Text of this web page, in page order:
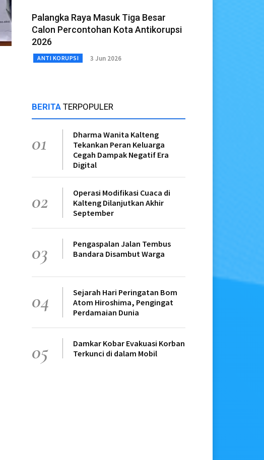
Palangka Raya Masuk Tiga Besar
Calon Percontohan Kota Antikorupsi
2026
ANTI KORUPSI 3 Jun 2026
BERITA TERPOPULER
01
Dharma Wanita Kalteng
Tekankan Peran Keluarga
Cegah Dampak Negatif Era
Digital
02
Operasi Modifikasi Cuaca di
Kalteng Dilanjutkan Akhir
September
03
Pengaspalan Jalan Tembus
Bandara Disambut Warga
04
Sejarah Hari Peringatan Bom
Atom Hiroshima, Pengingat
Perdamaian Dunia
05
Damkar Kobar Evakuasi Korban
Terkunci di dalam Mobil